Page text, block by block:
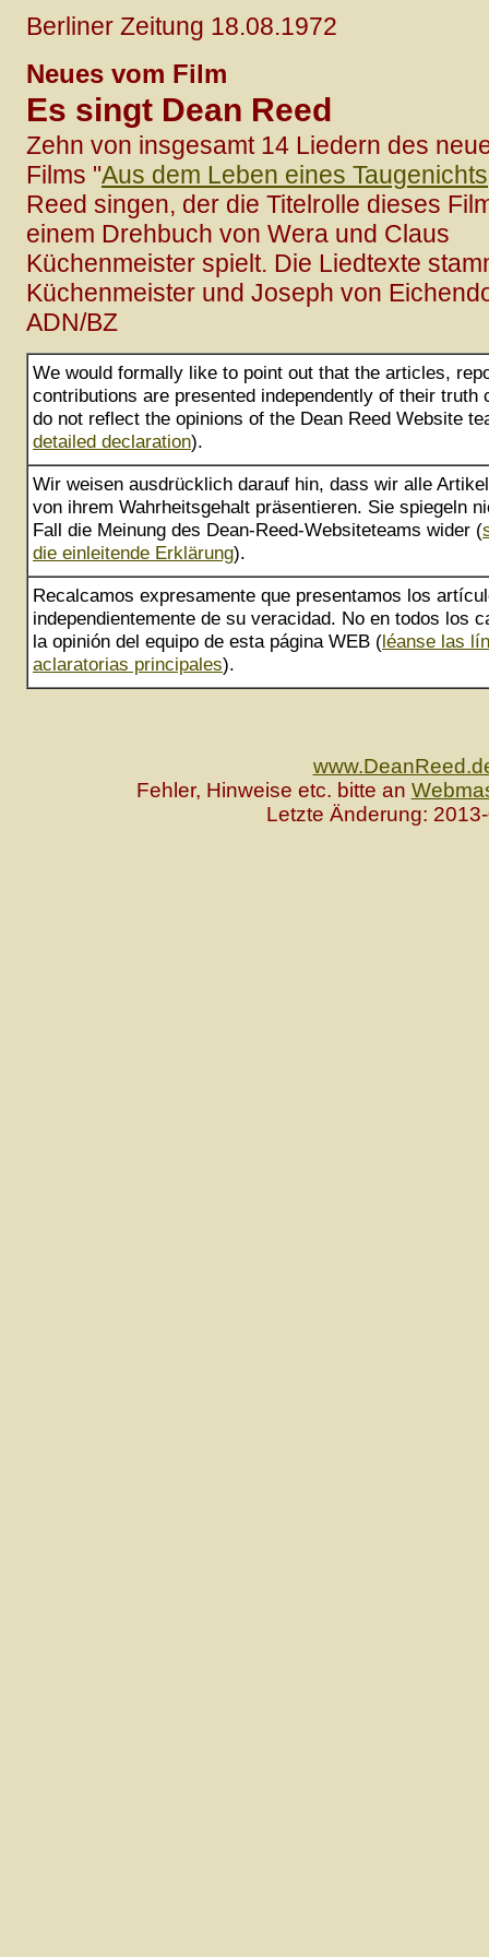
Berliner Zeitung 18.08.1972
Neues vom Film
Es singt Dean Reed
Zehn von insgesamt 14 Liedern des
Films "Aus dem Leben eines Taugenichts
Reed singen, der die Titelrolle dieses
einem Drehbuch von Wera und Claus
Küchenmeister spielt. Die Liedtexte
Küchenmeister und Joseph von
ADN/BZ
We would formally like to point out that the articles,
contributions are presented independently of their truth
do not reflect the opinions of the Dean Reed Website
detailed declaration).
Wir weisen ausdrücklich darauf hin, dass wir alle
von ihrem Wahrheitsgehalt präsentieren. Sie spiegeln
Fall die Meinung des Dean-Reed-Websiteteams wider (
die einleitende Erklärung).
Recalcamos expresamente que presentamos los
independientemente de su veracidad. No en todos los
la opinión del equipo de esta página WEB (léanse las
aclaratorias principales).
Fehler, Hinweise etc. bitte an
Letzte Änderung: